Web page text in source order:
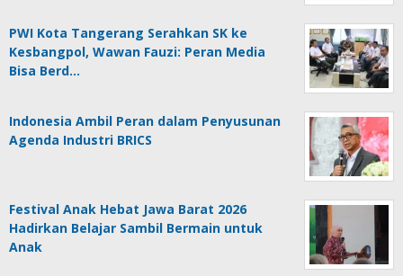
PWI Kota Tangerang Serahkan SK ke
Kesbangpol, Wawan Fauzi: Peran Media
Bisa Berd…
Indonesia Ambil Peran dalam Penyusunan
Agenda Industri BRICS
Festival Anak Hebat Jawa Barat 2026
Hadirkan Belajar Sambil Bermain untuk
Anak